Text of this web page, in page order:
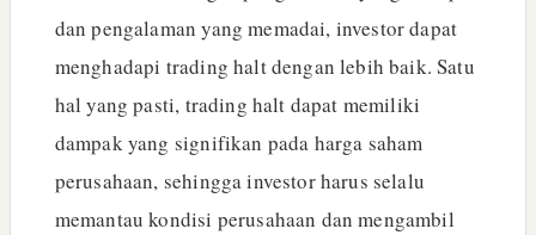
dan pengalaman yang memadai, investor dapat
menghadapi trading halt dengan lebih baik. Satu
hal yang pasti, trading halt dapat memiliki
dampak yang signifikan pada harga saham
perusahaan, sehingga investor harus selalu
memantau kondisi perusahaan dan mengambil